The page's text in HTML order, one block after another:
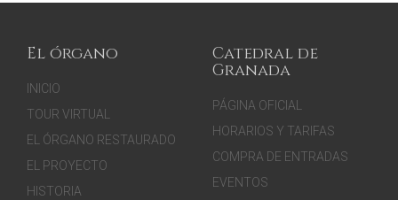
El órgano
INICIO
TOUR VIRTUAL
EL ÓRGANO RESTAURADO
EL PROYECTO
HISTORIA
Catedral de
Granada
PÁGINA OFICIAL
HORARIOS Y TARIFAS
COMPRA DE ENTRADAS
EVENTOS